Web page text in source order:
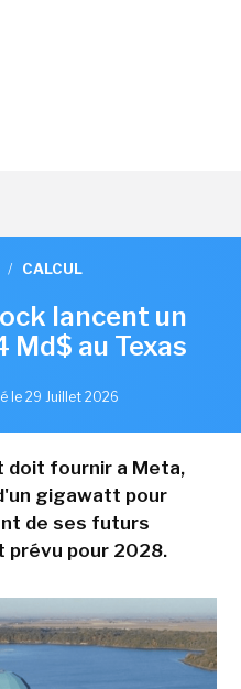
/ CALCUL
lancent un
Md$ au Texas
le 29 Juillet 2026
doit fournir a Meta,
gigawatt pour
de ses futurs
prévu pour 2028.